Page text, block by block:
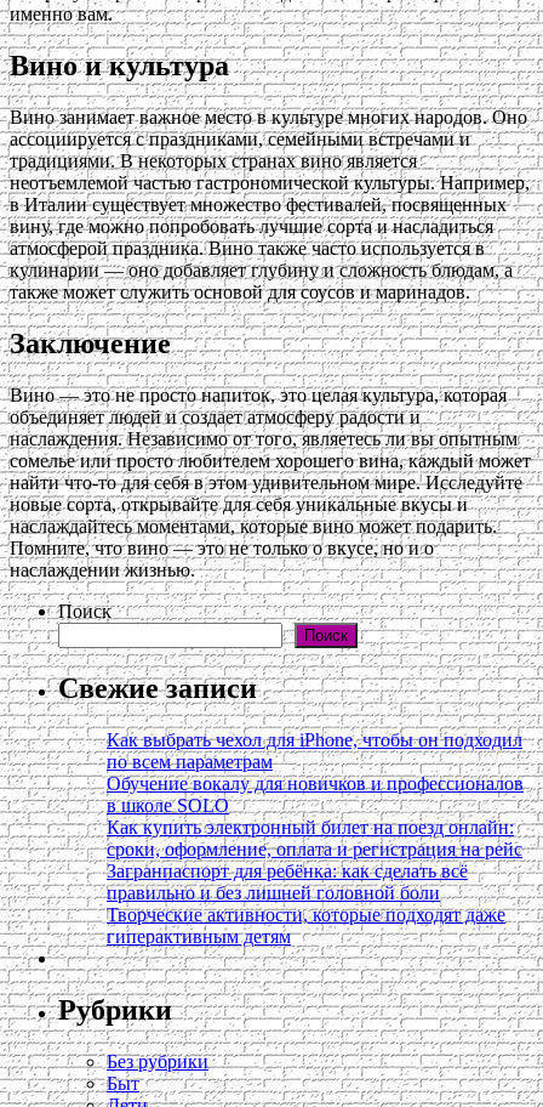
именно вам.
Вино и культура
Вино занимает важное место в культуре многих народов. Оно
ассоциируется с праздниками, семейными встречами и
традициями. В некоторых странах вино является
неотъемлемой частью гастрономической культуры. Например,
в Италии существует множество фестивалей, посвященных
вину, где можно попробовать лучшие сорта и насладиться
атмосферой праздника. Вино также часто используется в
кулинарии — оно добавляет глубину и сложность блюдам, а
также может служить основой для соусов и маринадов.
Заключение
Вино — это не просто напиток, это целая культура, которая
объединяет людей и создает атмосферу радости и
наслаждения. Независимо от того, являетесь ли вы опытным
сомелье или просто любителем хорошего вина, каждый может
найти что-то для себя в этом удивительном мире. Исследуйте
новые сорта, открывайте для себя уникальные вкусы и
наслаждайтесь моментами, которые вино может подарить.
Помните, что вино — это не только о вкусе, но и о
наслаждении жизнью.
Поиск
Поиск
Свежие записи
Как выбрать чехол для iPhone, чтобы он подходил
по всем параметрам
Обучение вокалу для новичков и профессионалов
в школе SOLO
Как купить электронный билет на поезд онлайн:
сроки, оформление, оплата и регистрация на рейс
Загранпаспорт для ребёнка: как сделать всё
правильно и без лишней головной боли
Творческие активности, которые подходят даже
гиперактивным детям
Рубрики
Без рубрики
Быт